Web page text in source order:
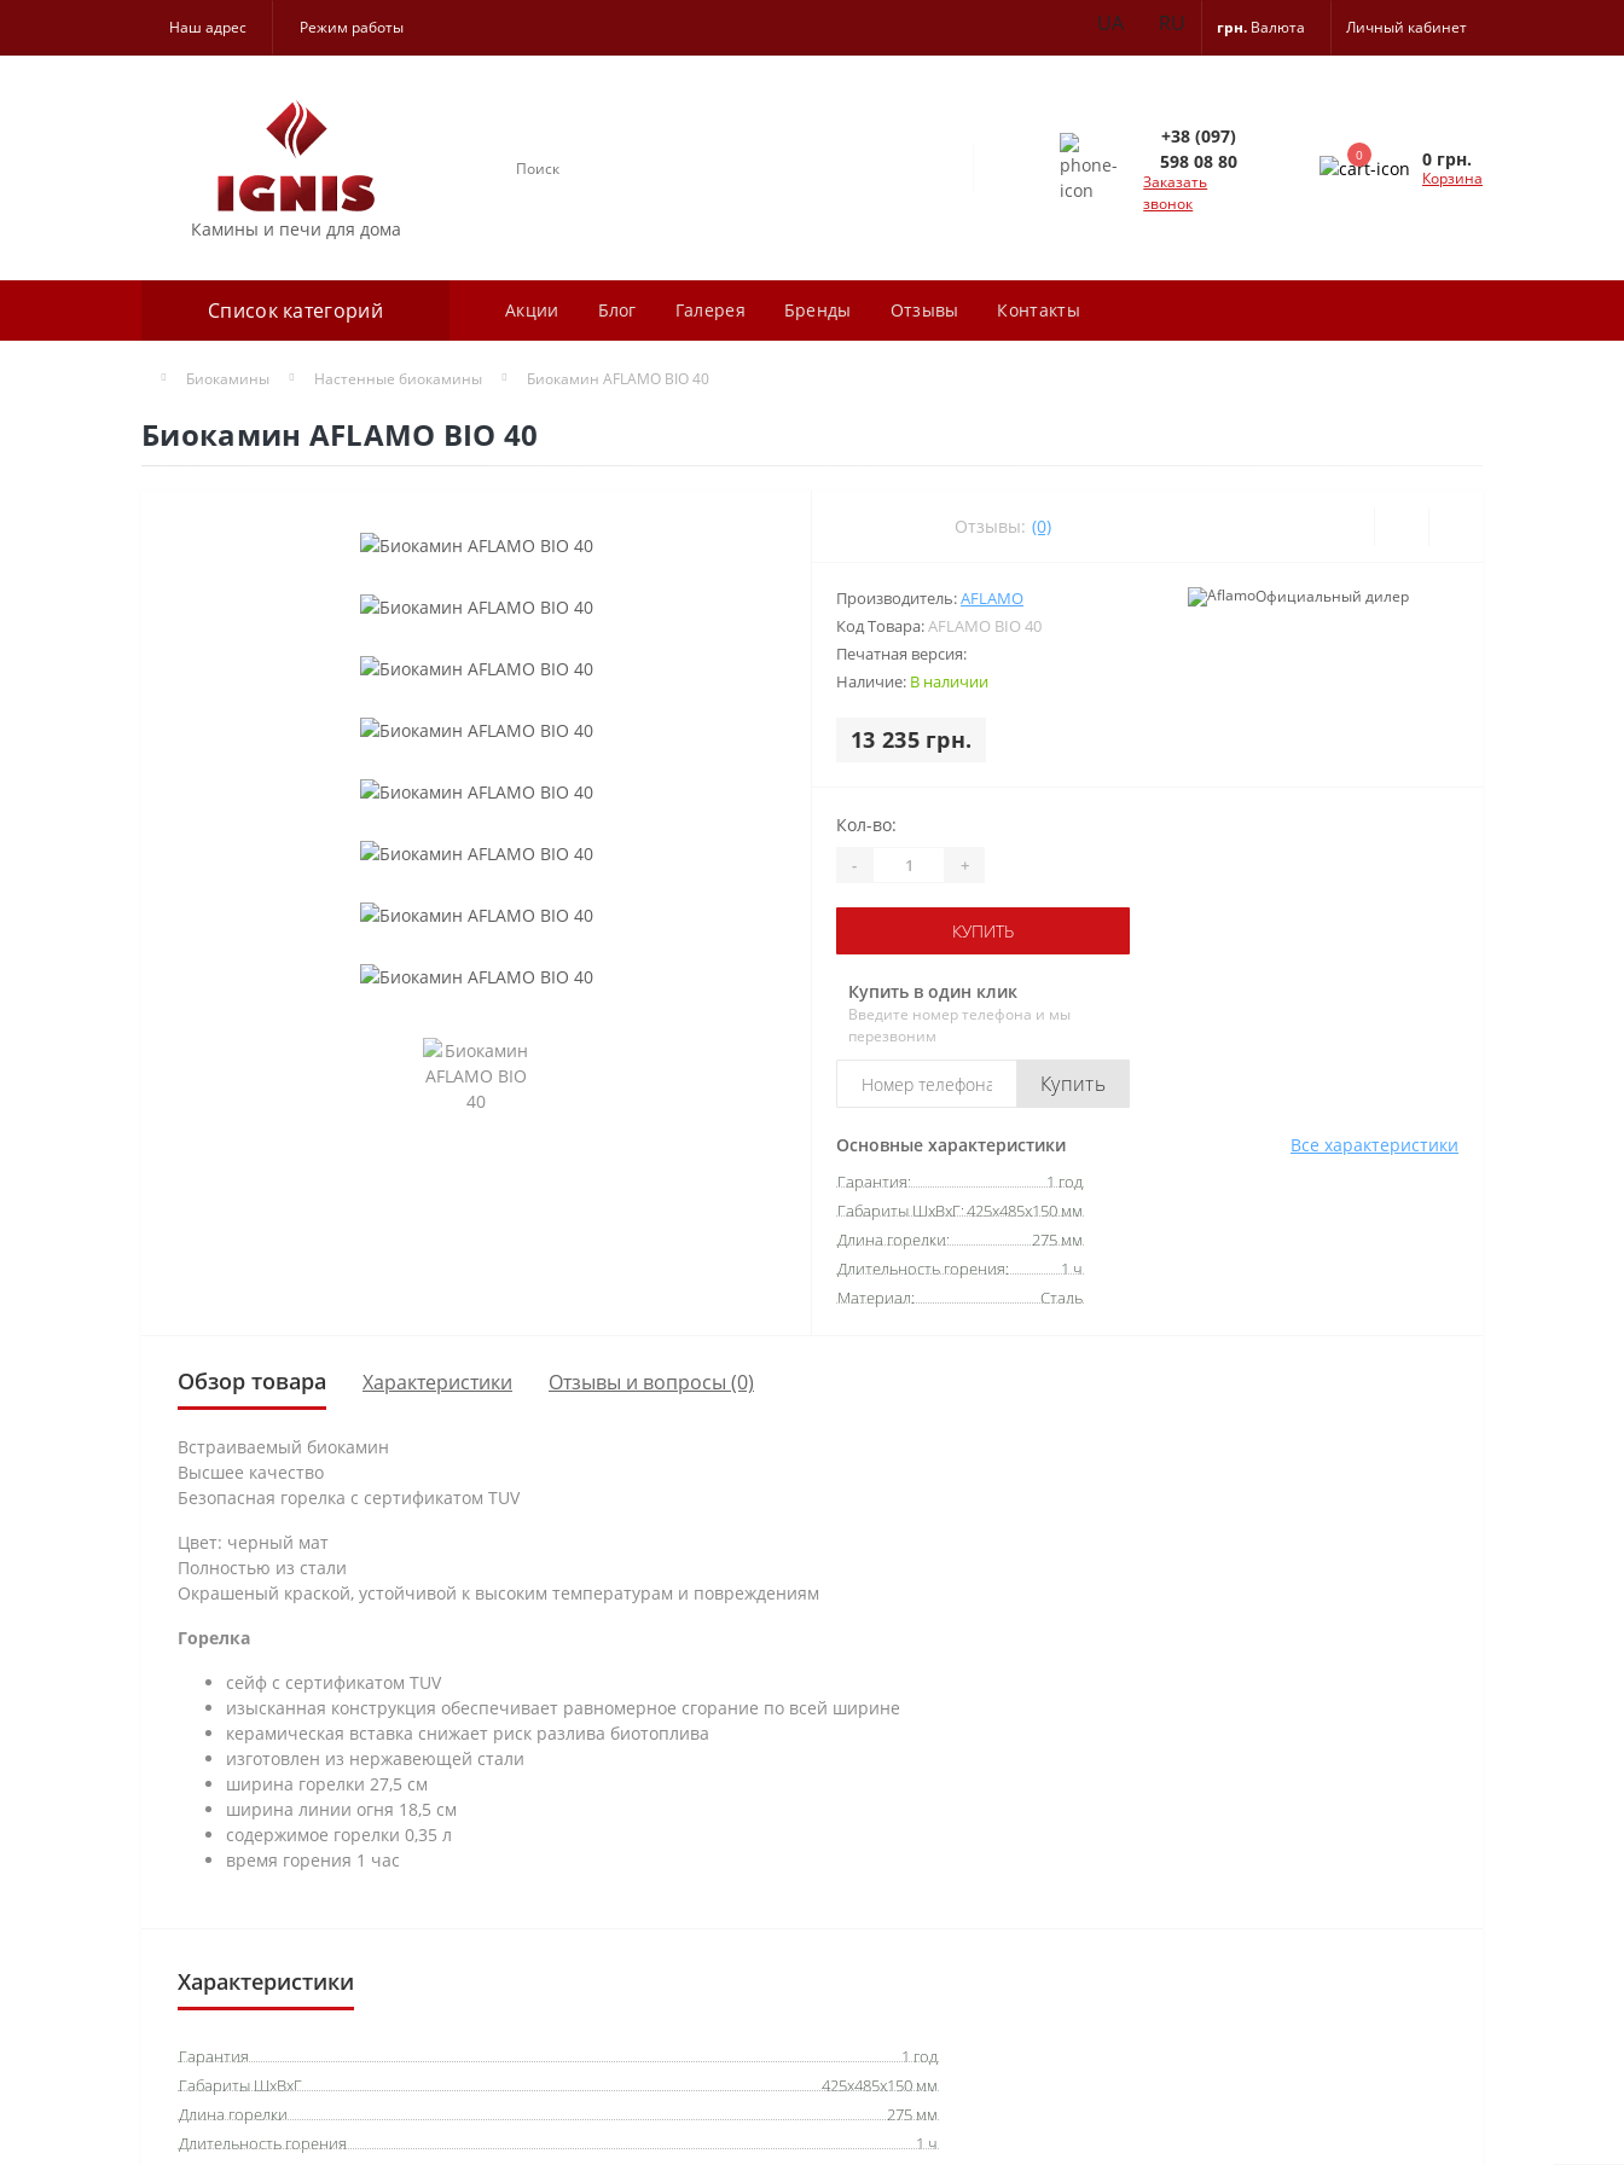
Наш адрес Режим работы UA RU грн. Валюта Личный кабинет
Камины и печи для дома
+38 (097)
598 08 80
Заказать
звонок
0 0 грн.
Корзина
Список категорий Акции Блог Галерея Бренды Отзывы Контакты
Биокамины Настенные биокамины Биокамин AFLAMO BIO 40
Биокамин AFLAMO BIO 40
Отзывы: (0)
Производитель:AFLAMO
Код Товара:AFLAMO BIO 40
Печатная версия:
Наличие: В наличии
13 235 грн.
Официальный дилер
Основные характеристики Все характеристики
Гарантия:
1 год
Габариты ШхВхГ:425х485х150 мм
Длина горелки:
275 мм
Длительность горения:
1 ч
Материал:
Сталь
Кол-во:
- +
КУПИТЬ
Купить в один клик
Введите номер телефона и мы
перезвоним
Купить
Обзор товара Характеристики Отзывы и вопросы (0)
Встраиваемый биокамин
Высшее качество
Безопасная горелка с сертификатом TUV
Цвет: черный мат
Полностью из стали
Окрашеный краской, устойчивой к высоким температурам и повреждениям
Горелка
сейф с сертификатом TUV
изысканная конструкция обеспечивает равномерное сгорание по всей ширине
керамическая вставка снижает риск разлива биотоплива
изготовлен из нержавеющей стали
ширина горелки 27,5 см
ширина линии огня 18,5 см
содержимое горелки 0,35 л
время горения 1 час
Характеристики
Гарантия
1 год
Габариты ШхВхГ
425х485х150 мм
Длина горелки
275 мм
Длительность горения
1 ч